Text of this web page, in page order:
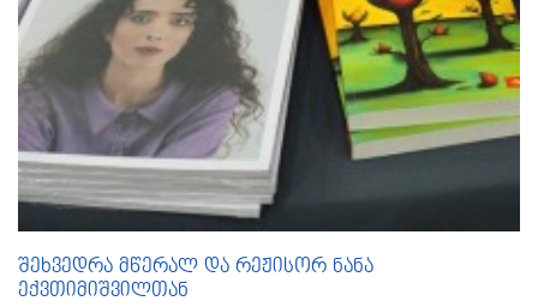
შეხვედრა მწერალ და რეჟისორ ნანა
ექვთიმიშვილთან